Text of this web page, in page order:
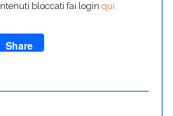
bloccati fai login qui
Share